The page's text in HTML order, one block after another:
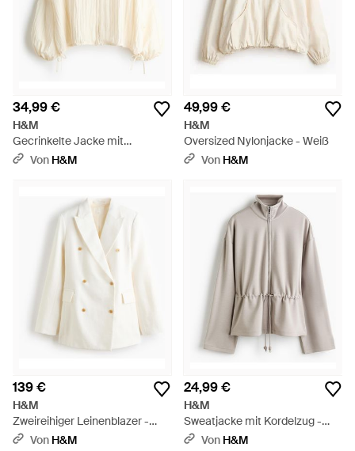
34,99 €
H&M
Gecrinkelte Jacke mit
Kordelzügen - Weiß
Von H&M
49,99 €
H&M
Oversized Nylonjacke - Weiß
Von H&M
139 €
H&M
Zweireihiger Leinenblazer -
WeißVon H&M
24,99 €
H&M
Sweatjacke mit Kordelzug -
WeißVon H&M